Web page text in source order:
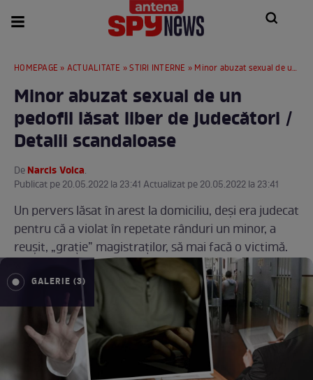
HOMEPAGE » ACTUALITATE »STIRI INTERNE » Minor abuzat sexual de un pedofil lăsat liber de judecători / Detalii scandaloase
Minor abuzat sexual de un
pedofil lăsat liber de judecători /
Detalii scandaloase
DeNarcis Voica.
Publicat pe 20.05.2022 la 23:41 Actualizat pe 20.05.2022 la 23:41
Un pervers lăsat în arest la domiciliu, deși era judecat
pentru că a violat în repetate rânduri un minor, a
reușit, „grație” magistraților, să mai facă o victimă.
GALERIE (3)